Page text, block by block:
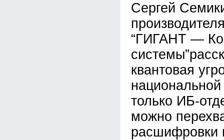
Сергей
“ГИГАНТ —
квантовая
только ИБ-
можно
расшифровки